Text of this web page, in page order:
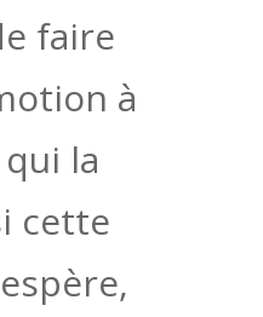
faire
à
la
cette